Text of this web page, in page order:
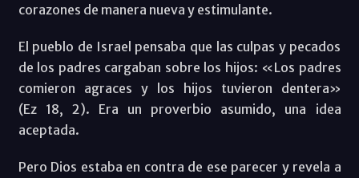
corazones de manera nueva y estimulante.
El pueblo de Israel pensaba que las culpas y pecados
de los padres cargaban sobre los hijos: «Los padres
comieron agraces y los hijos tuvieron dentera»
(Ez 18, 2). Era un proverbio asumido, una idea
aceptada.
Pero Dios estaba en contra de ese parecer y revela a